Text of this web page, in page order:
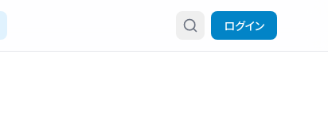
ログイン